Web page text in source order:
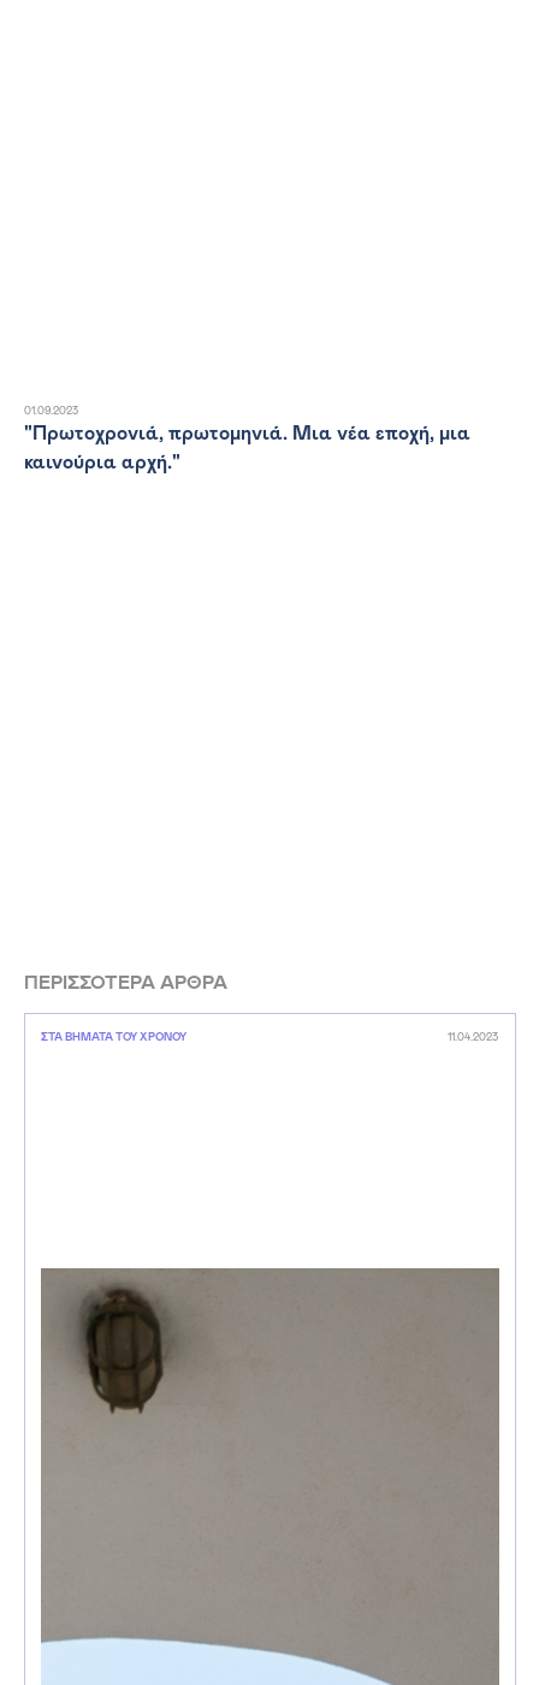
01.09.2023
"Πρωτοχρονιά, πρωτομηνιά. Μια νέα εποχή, μια
καινούρια αρχή."
ΠΕΡΙΣΣΟΤΕΡΑ ΑΡΘΡΑ
ΣΤΑ ΒΗΜΑΤΑ ΤΟΥ ΧΡΟΝΟΥ 11.04.2023